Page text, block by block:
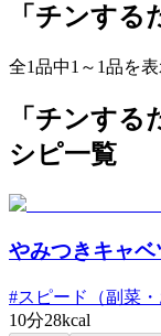
「チンす
全1品中1～1品を
「チンす
シピ一覧
やみつきキャ
#スピード（副菜
10分28kcal